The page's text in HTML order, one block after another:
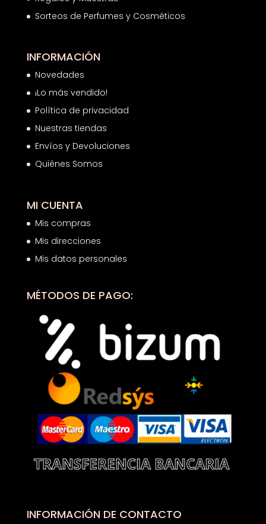
Sorteos de Perfumes y Cosméticos
INFORMACIÓN
Novedades
¡Lo más vendido!
Política de privacidad
Nuestras tiendas
Envíos y Devoluciones
Quiénes Somos
MI CUENTA
Mis compras
Mis direcciones
Mis datos personales
MÉTODOS DE PAGO:
INFORMACIÓN DE CONTACTO